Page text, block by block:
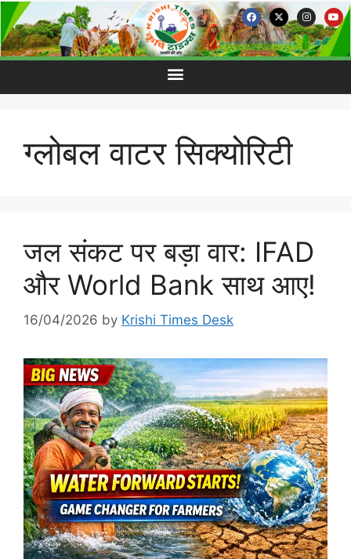
ग्लोबल वाटर सिक्योरिटी
जल संकट पर बड़ा वार: IFAD
और World Bank साथ आए!
16/04/2026 by Krishi Times Desk